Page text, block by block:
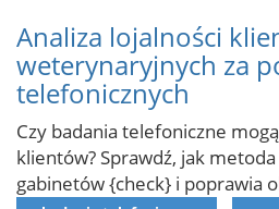
Analiza lojalności
weterynaryjnych za
telefonicznych
Czy badania telefoniczne
klientów? Sprawdź, jak
gabinetów {check} i poprawia